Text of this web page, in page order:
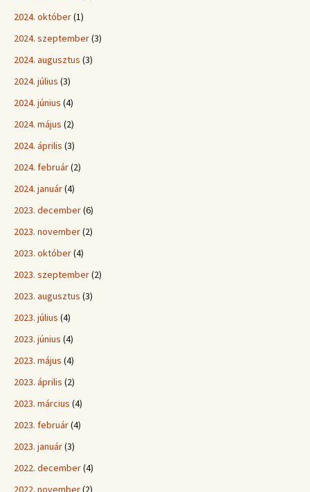
2024. október(1)
2024. szeptember(3)
2024. augusztus (3)
2024. július (3)
2024. június (4)
2024. május (2)
2024. április (3)
2024. február(2)
2024. január(4)
2023. december(6)
2023. november(2)
2023. október(4)
2023. szeptember(2)
2023. augusztus (3)
2023. július (4)
2023. június (4)
2023. május (4)
2023. április (2)
2023. március (4)
2023. február(4)
2023. január(3)
2022. december(4)
2022. november(2)